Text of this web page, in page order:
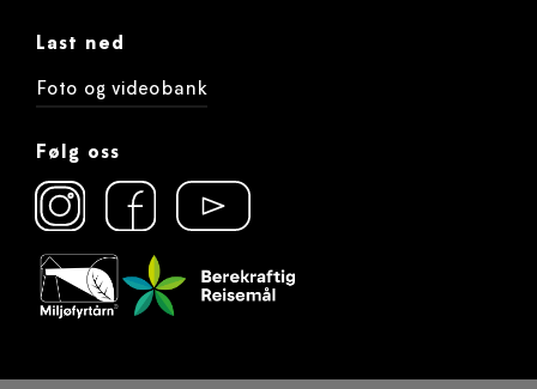
Last ned
Foto og videobank
Følg oss